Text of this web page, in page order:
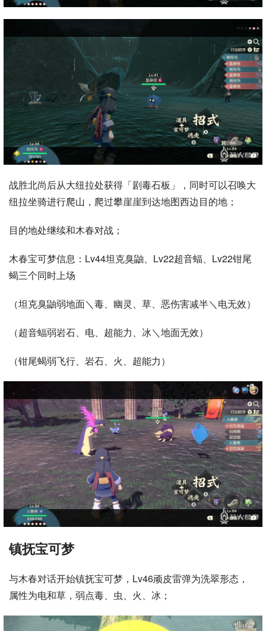
战胜北尚后从大纽拉处获得「剧毒石板」，同时可以召唤大
纽拉坐骑进行爬山，爬过攀崖崖到达地图西边目的地；
目的地处继续和木春对战；
木春宝可梦信息：Lv44坦克臭鼬、Lv22超音蝠、Lv22钳尾
蝎三个同时上场
（坦克臭鼬弱地面＼毒、幽灵、草、恶伤害减半＼电无效）
（超音蝠弱岩石、电、超能力、冰＼地面无效）
（钳尾蝎弱飞行、岩石、火、超能力）
镇抚宝可梦
与木春对话开始镇抚宝可梦，Lv46顽皮雷弹为洗翠形态，
属性为电和草，弱点毒、虫、火、冰；